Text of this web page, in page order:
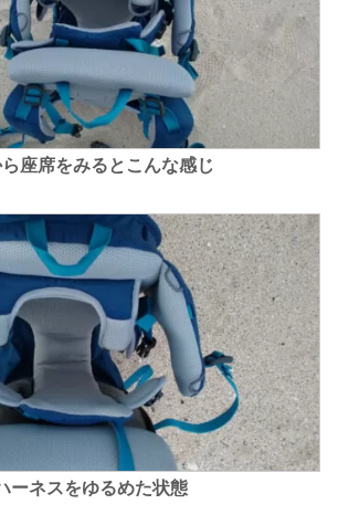
ら座席をみるとこんな感じ
ーネスをゆるめた状態